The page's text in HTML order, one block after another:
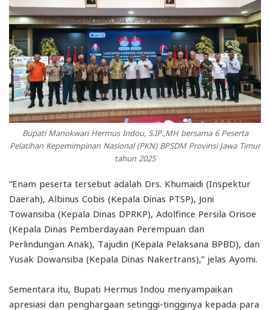
Bupati Manokwari Hermus Indou, S.IP.,MH bersama 6 Peserta
Pelatihan Kepemimpinan Nasional (PKN) BPSDM Provinsi Jawa Timur
tahun 2025
“Enam peserta tersebut adalah Drs. Khumaidi (Inspektur
Daerah), Albinus Cobis (Kepala Dinas PTSP), Joni
Towansiba (Kepala Dinas DPRKP), Adolfince Persila Orisoe
(Kepala Dinas Pemberdayaan Perempuan dan
Perlindungan Anak), Tajudin (Kepala Pelaksana BPBD), dan
Yusak Dowansiba (Kepala Dinas Nakertrans),” jelas Ayomi.
Sementara itu, Bupati Hermus Indou menyampaikan
apresiasi dan penghargaan setinggi-tingginya kepada para